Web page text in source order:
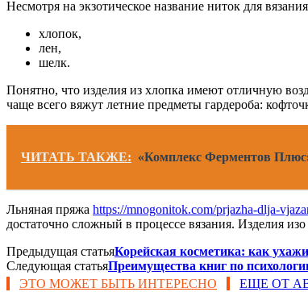
Несмотря на экзотическое название ниток для
хлопок,
лен,
шелк.
Понятно, что изделия из хлопка имеют отличную
чаще всего вяжут летние предметы гардероба:
ЧИТАТЬ ТАКЖЕ: «Комплекс Ферментов
Льняная пряжа https://mnogonitok.com/prjazha-dlja-
достаточно сложный в процессе вязания. Изделия
Предыдущая статьяКорейская косметика: как
Следующая статьяПреимущества книг по
ЭТО МОЖЕТ БЫТЬ ИНТЕРЕСНО
ЕЩЕ ОТ